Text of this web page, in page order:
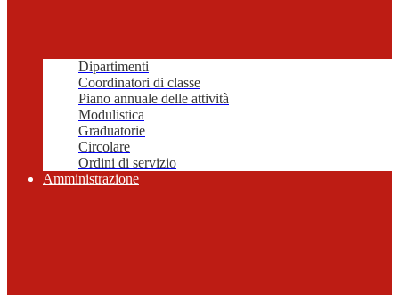
Dipartimenti
Coordinatori di classe
Piano annuale delle attività
Modulistica
Graduatorie
Circolare
Ordini di servizio
Amministrazione